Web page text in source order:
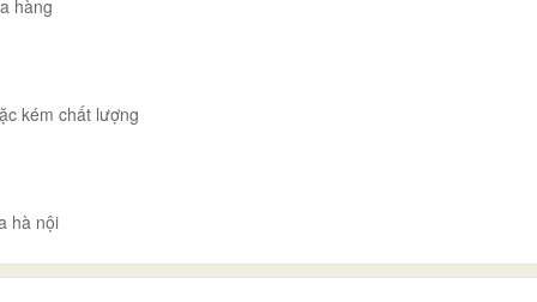
hàng
kém chất lượng
hà nội